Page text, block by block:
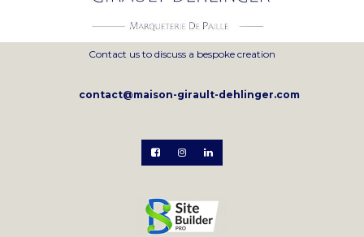
Contact us to discuss a bespoke creation
contact@maison-girault-dehlinger.com
  